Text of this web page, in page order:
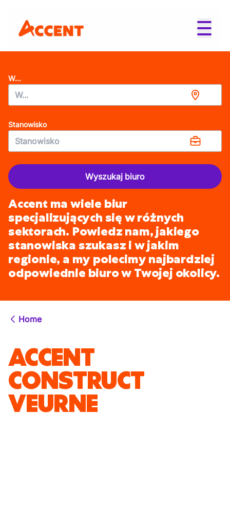
W...
Stanowisko
Wyszukaj biuro
Accent ma wiele biur
specjalizujących się w różnych
sektorach. Powiedz nam, jakiego
stanowiska szukasz i w jakim
regionie, a my polecimy najbardziej
odpowiednie biuro w Twojej okolicy.
Home
ACCENT
CONSTRUCT
VEURNE